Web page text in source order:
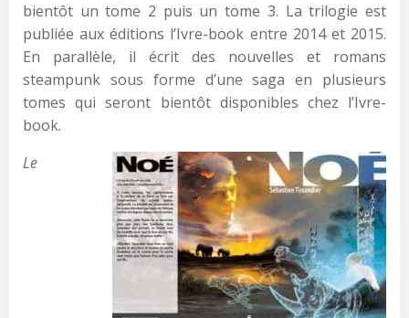
bientôt un tome 2 puis un tome 3. La trilogie est
publiée aux éditions l’Ivre-book entre 2014 et 2015.
En parallèle, il écrit des nouvelles et romans
steampunk sous forme d’une saga en plusieurs
tomes qui seront bientôt disponibles chez l’Ivre-
book.
Le